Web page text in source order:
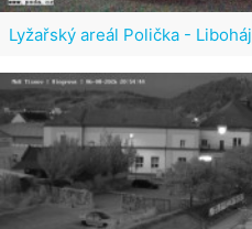
Lyžařský areál Polička - Liboháj